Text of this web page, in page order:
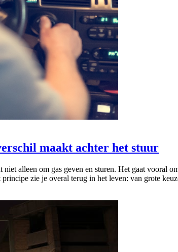
maakt achter het stuur
alleen om gas geven en sturen. Het gaat
zie je overal terug in het leven: van grote